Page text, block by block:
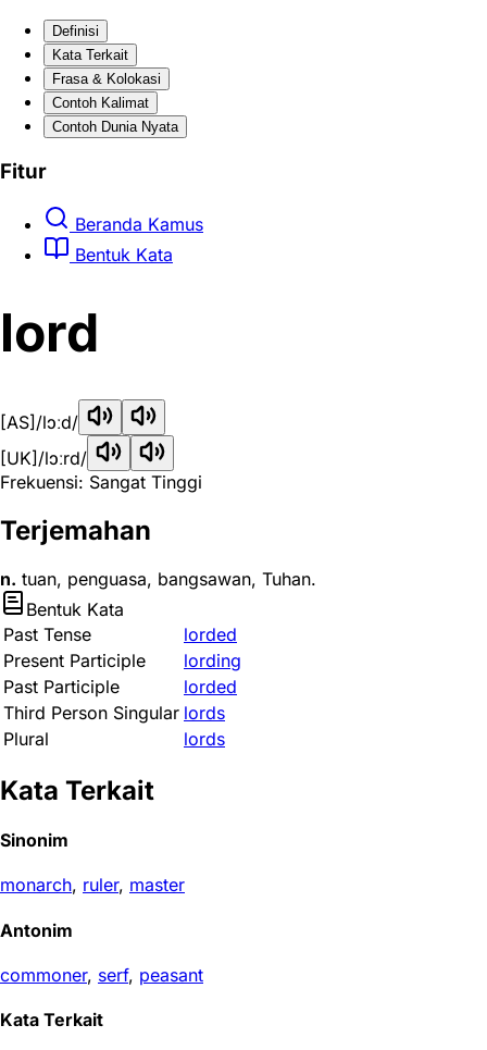
Definisi
Kata Terkait
Frasa & Kolokasi
Contoh Kalimat
Contoh Dunia Nyata
Fitur
Beranda Kamus
Bentuk Kata
lord
[AS] /lɔːd/
[UK] /lɔːrd/
Frekuensi: Sangat Tinggi
Terjemahan
n. tuan, penguasa, bangsawan, Tuhan.
Bentuk Kata
Past Tense
lorded
Present Participle
lording
Past Participle
lorded
Third Person Singular lords
Plural
lords
Kata Terkait
Sinonim
monarch, ruler, master
Antonim
commoner, serf, peasant
Kata Terkait